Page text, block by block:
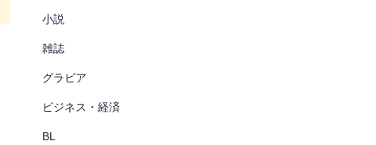
小説
雑誌
グラビア
ビジネス・経済
BL